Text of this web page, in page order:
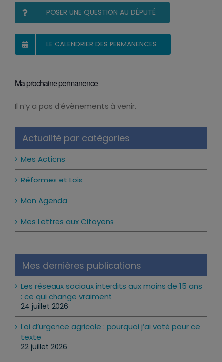
POSER UNE QUESTION AU DÉPUTÉ
LE CALENDRIER DES PERMANENCES
Actualité par catégories
Mes Actions
Réformes et Lois
Mon Agenda
Mes Lettres aux Citoyens
Mes dernières publications
Les réseaux sociaux interdits aux moins de 15 ans
: ce qui change vraiment
24 juillet 2026
Loi d’urgence agricole : pourquoi j’ai voté pour ce
texte
22 juillet 2026